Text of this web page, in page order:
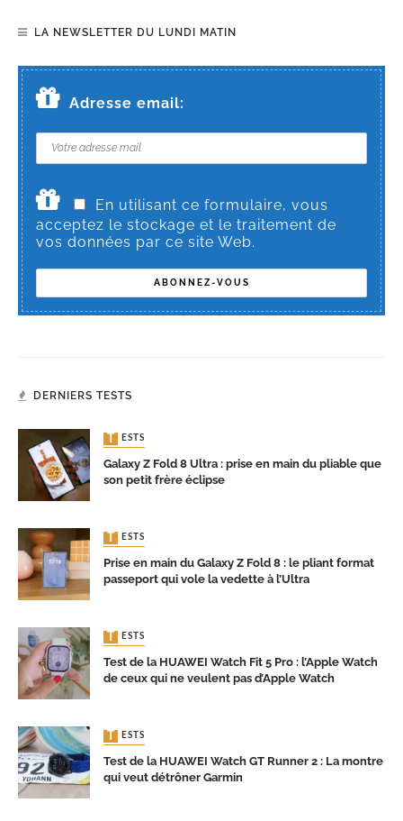
LA NEWSLETTER DU LUNDI MATIN
Adresse email:
En utilisant ce formulaire, vous
acceptez le stockage et le traitement de
vos données par ce site Web.
DERNIERS TESTS
TESTS
Galaxy Z Fold 8 Ultra : prise en main du pliable que
son petit frère éclipse
TESTS
Prise en main du Galaxy Z Fold 8 : le pliant format
passeport qui vole la vedette à l’Ultra
TESTS
Test de la HUAWEI Watch Fit 5 Pro : l’Apple Watch
de ceux qui ne veulent pas d’Apple Watch
TESTS
Test de la HUAWEI Watch GT Runner 2 : La montre
qui veut détrôner Garmin